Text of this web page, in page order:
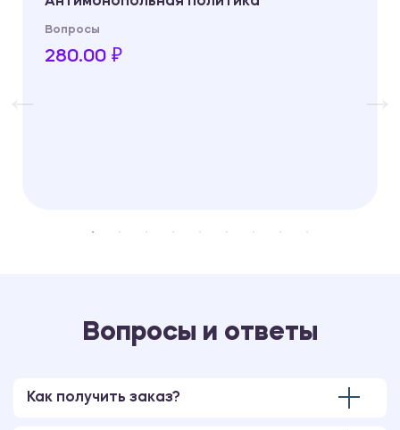
Вопросы
280.00 ₽
Вопросы и ответы
Как получить заказ?